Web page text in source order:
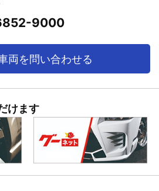
9000
両を問い合わせる
けます